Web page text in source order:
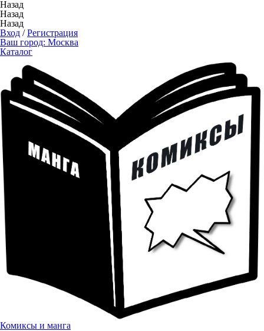
Назад
Назад
Назад
Вход /Регистрация
Ваш город: Москва
Каталог
Комиксы и манга